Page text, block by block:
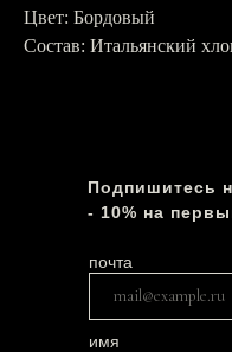
Цвет: Бордовый
Состав: Итальянский
Подпишитесь
- 10% на
почта
имя